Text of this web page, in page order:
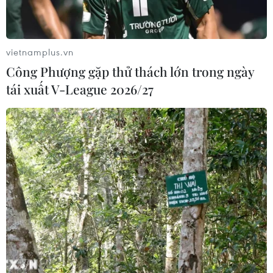
Điểm hẹn ngắm băng trôi và cá voi ở
Canada
05/08/2026 01:08
Mưa lũ, sạt lở tại Sri Lanka khiến 5
người thiệt mạng
04/08/2026 23:09
Mỹ trục xuất gần 1,5 triệu người nhập
cư trái phép trong 12 tháng
04/08/2026 22:43
vietnamplus.vn
Công Phượng gặp thử thách lớn trong ngày
tái xuất V-League 2026/27